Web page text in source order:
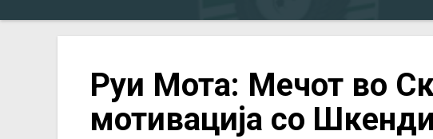
Руи Мота: Мечот во
мотивација со